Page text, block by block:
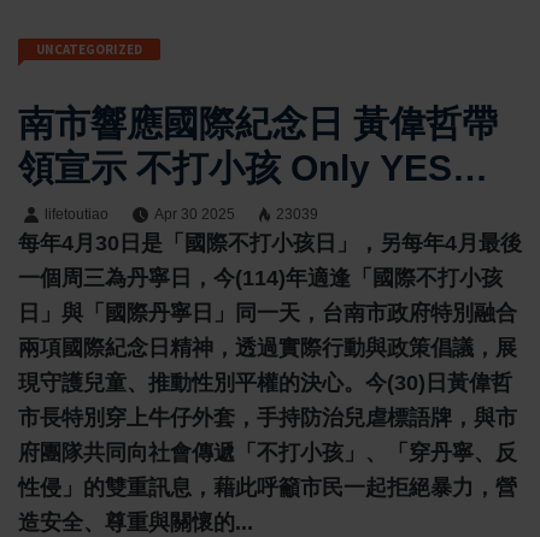
UNCATEGORIZED
南市響應國際紀念日 黃偉哲帶
領宣示 不打小孩 Only YES
Means YES
lifetoutiao Apr 30 2025 23039
每年4月30日是「國際不打小孩日」，另每年4月最後
一個周三為丹寧日，今(114)年適逢「國際不打小孩
日」與「國際丹寧日」同一天，台南市政府特別融合
兩項國際紀念日精神，透過實際行動與政策倡議，展
現守護兒童、推動性別平權的決心。今(30)日黃偉哲
市長特別穿上牛仔外套，手持防治兒虐標語牌，與市
府團隊共同向社會傳遞「不打小孩」、「穿丹寧、反
性侵」的雙重訊息，藉此呼籲市民一起拒絕暴力，營
造安全、尊重與關懷的...